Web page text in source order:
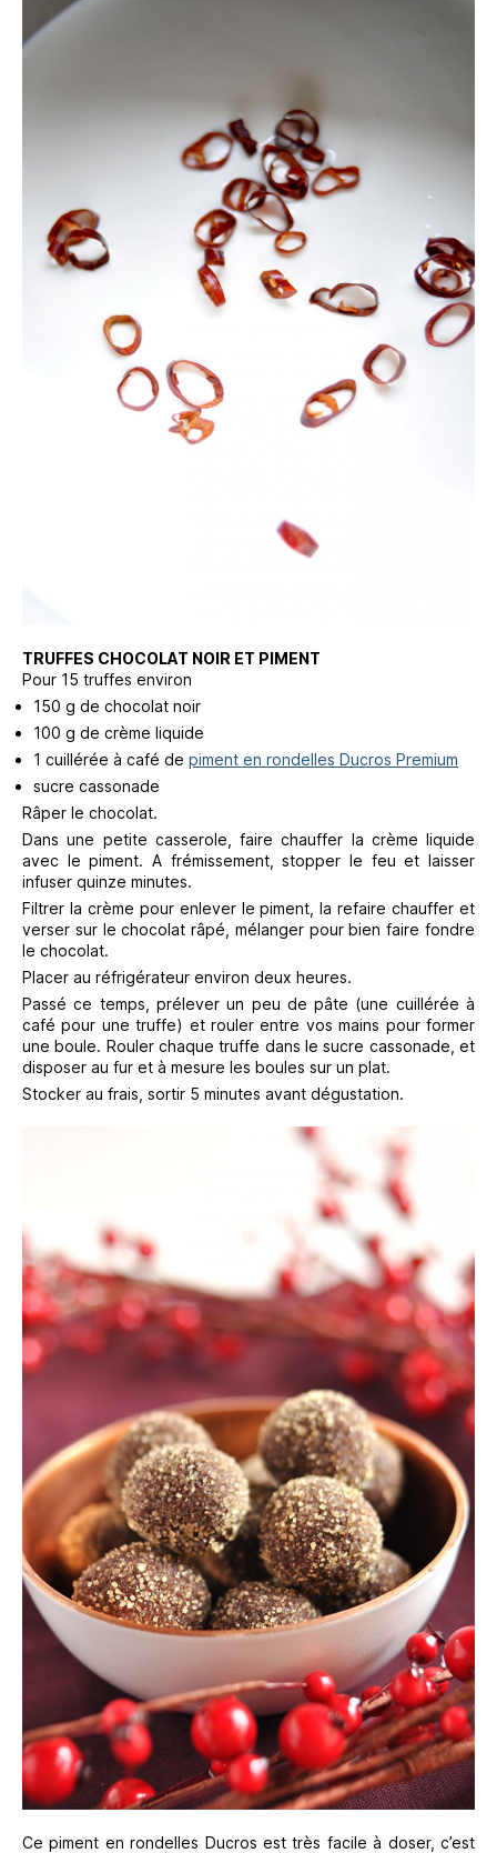
TRUFFES CHOCOLAT NOIR ET PIMENT
Pour 15 truffes environ
150 g de chocolat noir
100 g de crème liquide
1 cuillérée à café de piment en rondelles Ducros Premium
sucre cassonade
Râper le chocolat.
Dans une petite casserole, faire chauffer la crème liquide
avec le piment. A frémissement, stopper le feu et laisser
infuser quinze minutes.
Filtrer la crème pour enlever le piment, la refaire chauffer et
verser sur le chocolat râpé, mélanger pour bien faire fondre
le chocolat.
Placer au réfrigérateur environ deux heures.
Passé ce temps, prélever un peu de pâte (une cuillérée à
café pour une truffe) et rouler entre vos mains pour former
une boule. Rouler chaque truffe dans le sucre cassonade, et
disposer au fur et à mesure les boules sur un plat.
Stocker au frais, sortir 5 minutes avant dégustation.
Ce piment en rondelles Ducros est très facile à doser, c’est